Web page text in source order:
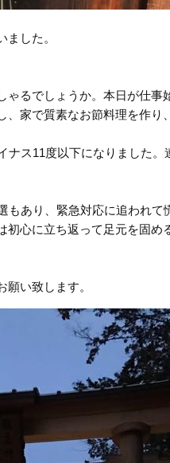
した。
るでしょうか。本日が仕事
、家で質素なお節料理を作
ナス11度以下になりました
あり、緊急対応に追われ
初心に立ち返って足元を固
い致します。